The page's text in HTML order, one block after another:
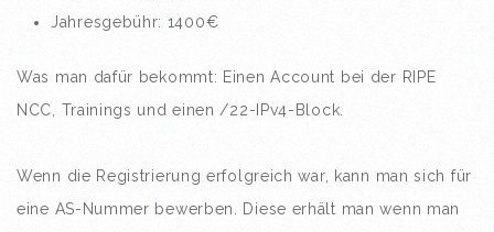
Jahresgebühr: 1400€
Was man dafür bekommt: Einen Account bei der RIPE
NCC, Trainings und einen /22-IPv4-Block.
Wenn die Registrierung erfolgreich war, kann man sich für
eine AS-Nummer bewerben. Diese erhält man wenn man